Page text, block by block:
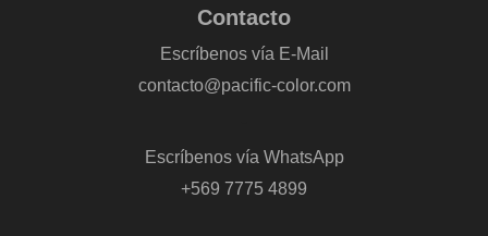
Contacto
Escríbenos vía E-Mail
contacto@pacific-color.com
Escríbenos vía WhatsApp
+569 7775 4899